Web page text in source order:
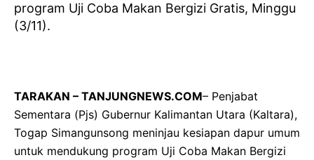
program Uji Coba Makan Bergizi Gratis, Minggu
(3/11).
TARAKAN – TANJUNGNEWS.COM– Penjabat
Sementara (Pjs) Gubernur Kalimantan Utara (Kaltara),
Togap Simangunsong meninjau kesiapan dapur umum
untuk mendukung program Uji Coba Makan Bergizi